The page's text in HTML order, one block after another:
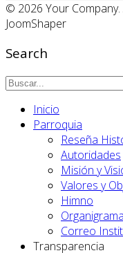
© 2026 Your Company.
JoomShaper
Search
Inicio
Parroquia
Reseña
Autoridades
Misión y
Valores y
Himno
Organigrama
Correo
Transparencia